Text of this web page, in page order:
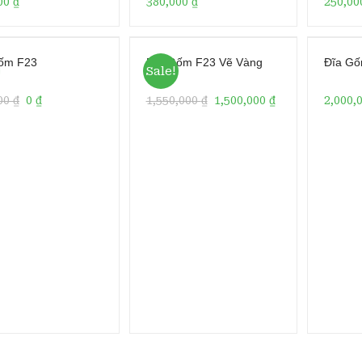
F23
₫ 0 ₫
Sale!
Đĩa Gốm F23 Vẽ Vàng
1,550,000₫ 1,500,000 ₫
Đĩa